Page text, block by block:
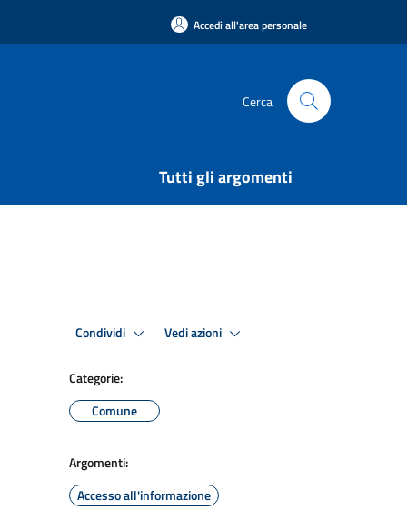
Accedi all'area personale
Cerca
Tutti gli argomenti
Condividi Vedi azioni
Categorie:
Comune
Argomenti:
Accesso all'informazione